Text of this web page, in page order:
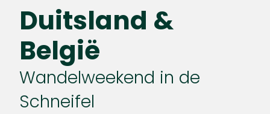
Duitsland &
België
Wandelweekend in de
Schneifel